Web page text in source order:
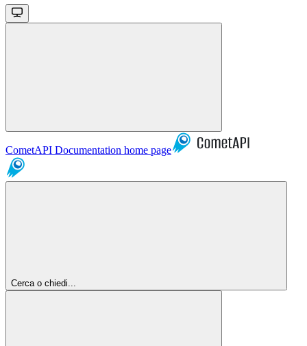
CometAPI Documentation home page
Cerca o chiedi...